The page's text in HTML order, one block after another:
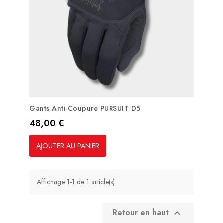
Gants Anti-Coupure PURSUIT D5
Prix
48,00 €
AJOUTER AU PANIER
Affichage 1-1 de 1 article(s)
Retour en haut 